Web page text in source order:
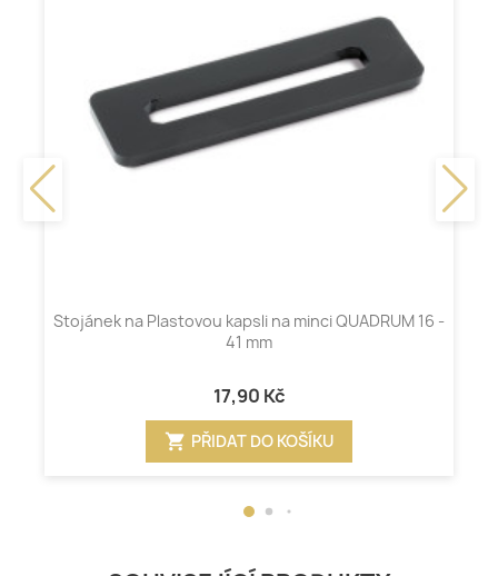
Stojánek na Plastovou kapsli na minci QUADRUM 16 -
41 mm
17,90 Kč
shopping_cart PŘIDAT DO KOŠÍKU